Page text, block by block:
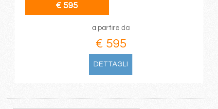
€ 595
a partire da
€ 595
DETTAGLI